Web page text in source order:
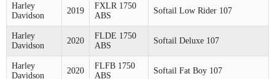
Harley
Davidson
2019
FXLR 1750
ABS
Softail Low Rider 107
Harley
Davidson
2020
FLDE 1750
ABS
Softail Deluxe 107
Harley
Davidson
2020
FLFB 1750
ABS
Softail Fat Boy 107